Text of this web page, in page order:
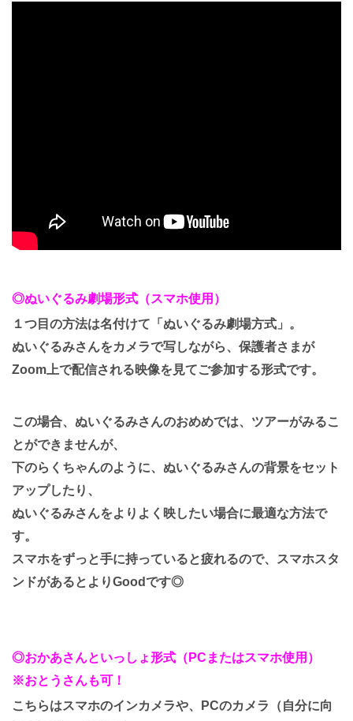
◎ぬいぐるみ劇場形式（スマホ使用）
１つ目の方法は名付けて「ぬいぐるみ劇場方式」。
ぬいぐるみさんをカメラで写しながら、保護者さまが
Zoom上で配信される映像を見てご参加する形式です。
この場合、ぬいぐるみさんのおめめでは、ツアーがみるこ
とができませんが、
下のらくちゃんのように、ぬいぐるみさんの背景をセット
アップしたり、
ぬいぐるみさんをよりよく映したい場合に最適な方法で
す。
スマホをずっと手に持っていると疲れるので、スマホスタ
ンドがあるとよりGoodです◎
◎おかあさんといっしょ形式（PCまたはスマホ使用）
※おとうさんも可！
こちらはスマホのインカメラや、PCのカメラ（自分に向